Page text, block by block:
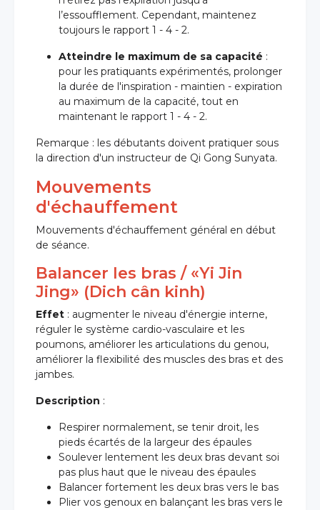
l’essoufflement. Cependant, maintenez
toujours le rapport 1 - 4 - 2.
Atteindre le maximum de sa capacité :
pour les pratiquants expérimentés, prolonger
la durée de l'inspiration - maintien - expiration
au maximum de la capacité, tout en
maintenant le rapport 1 - 4 - 2.
Remarque : les débutants doivent pratiquer sous
la direction d'un instructeur de Qi Gong Sunyata.
Mouvements
d'échauffement
Mouvements d'échauffement général en début
de séance.
Balancer les bras / «Yi Jin
Jing» (Dich cân kinh)
Effet : augmenter le niveau d'énergie interne,
réguler le système cardio-vasculaire et les
poumons, améliorer les articulations du genou,
améliorer la flexibilité des muscles des bras et des
jambes.
Description :
Respirer normalement, se tenir droit, les
pieds écartés de la largeur des épaules
Soulever lentement les deux bras devant soi
pas plus haut que le niveau des épaules
Balancer fortement les deux bras vers le bas
Plier vos genoux en balançant les bras vers le